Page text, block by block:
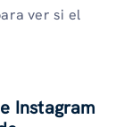
ver si el
Instagram